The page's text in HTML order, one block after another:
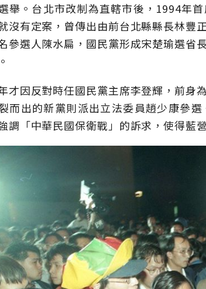
舉。台北市改制為直轄市後，1994年
沒有定案，曾傳出由前台北縣縣長林豐
參選人陳水扁，國民黨形成宋楚瑜選省
才因反對時任國民黨主席李登輝，前身
而出的新黨則派出立法委員趙少康參
調「中華民國保衛戰」的訴求，使得藍